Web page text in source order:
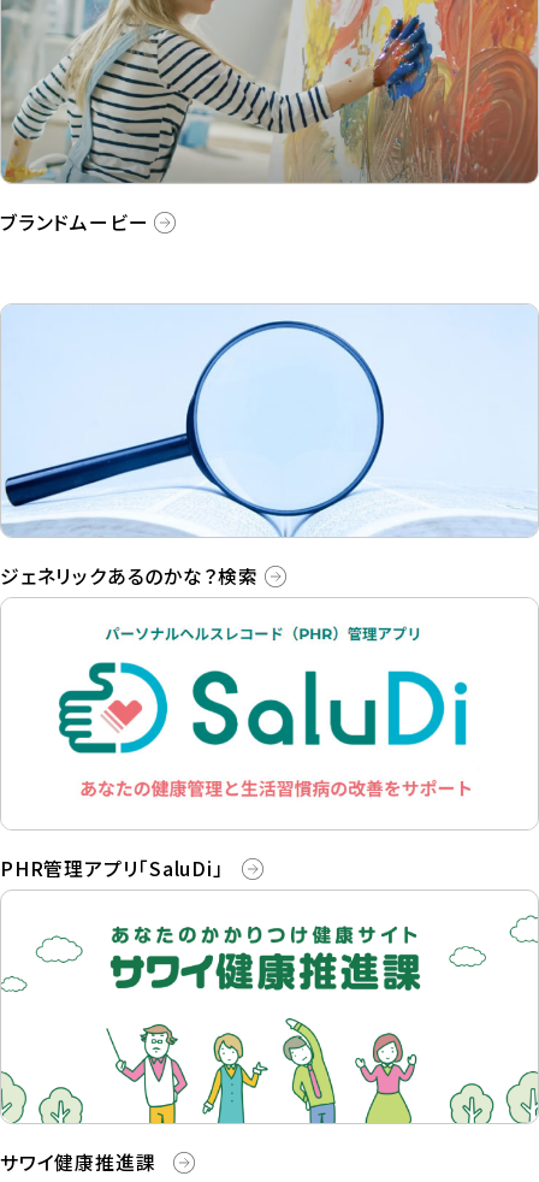
ブランドムービー
ジェネリックあるのかな？検索
PHR管理アプリ「SaluDi」
サワイ健康推進課